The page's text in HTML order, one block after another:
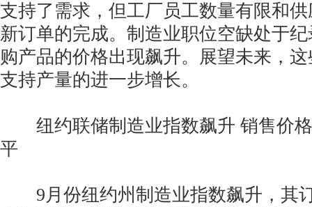
支持了需求，但工厂员工数量有限和
新订单的完成。制造业职位空缺处于
购产品的价格出现飙升。展望未来，
支持产量的进一步增长。
纽约联储制造业指数飙升 销售价格
平
9月份纽约州制造业指数飙升，其